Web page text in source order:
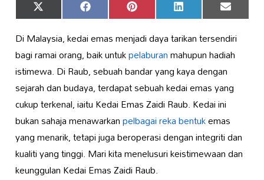
Share
on
X
(Twitter)
Share
on
Facebook Share
on
Pinterest Share
on
LinkedIn Share
on
Email
Di Malaysia, kedai emas menjadi daya tarikan tersendiri
bagi ramai orang, baik untukpelaburanmahupun hadiah
istimewa. Di Raub, sebuah bandar yang kaya dengan
sejarah dan budaya, terdapat sebuah kedai emas yang
cukup terkenal, iaitu Kedai Emas Zaidi Raub. Kedai ini
bukan sahaja menawarkanpelbagai reka bentukemas
yang menarik, tetapi juga beroperasi dengan integriti dan
kualiti yang tinggi. Mari kita menelusuri keistimewaan dan
keunggulan Kedai Emas Zaidi Raub.